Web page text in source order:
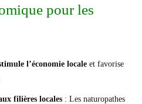
pour les
l’économie locale et favorise
filières locales : Les naturopathes